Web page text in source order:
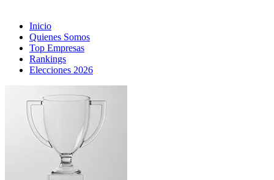
Inicio
Quienes Somos
Top Empresas
Rankings
Elecciones 2026